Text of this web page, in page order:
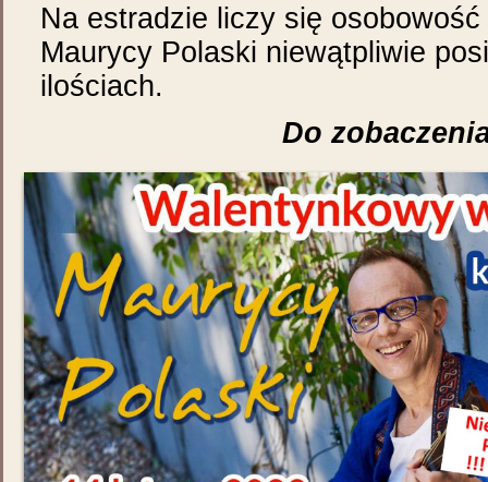
Na estradzie liczy się
Maurycy Polaski niewątpliwie
ilościach.
Do